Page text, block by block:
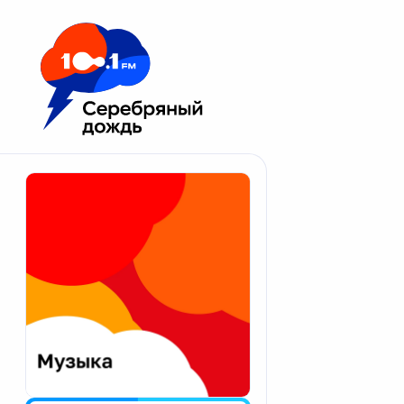
Москва 100.1 FM
Апатиты
Екатеринбург
Калининград
Калуга